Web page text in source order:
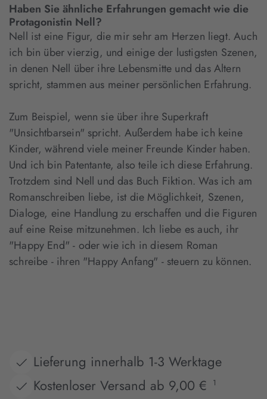
Haben Sie ähnliche Erfahrungen gemacht wie die
Protagonistin Nell?
Nell ist eine Figur, die mir sehr am Herzen liegt. Auch
ich bin über vierzig, und einige der lustigsten Szenen,
in denen Nell über ihre Lebensmitte und das Altern
spricht, stammen aus meiner persönlichen Erfahrung.
Zum Beispiel, wenn sie über ihre Superkraft
"Unsichtbarsein" spricht. Außerdem habe ich keine
Kinder, während viele meiner Freunde Kinder haben.
Und ich bin Patentante, also teile ich diese Erfahrung.
Trotzdem sind Nell und das Buch Fiktion. Was ich am
Romanschreiben liebe, ist die Möglichkeit, Szenen,
Dialoge, eine Handlung zu erschaffen und die Figuren
auf eine Reise mitzunehmen. Ich liebe es auch, ihr
"Happy End" - oder wie ich in diesem Roman
schreibe - ihren "Happy Anfang" - steuern zu können.
Lieferung innerhalb 1-3 Werktage
Kostenloser Versand ab 9,00 €
1